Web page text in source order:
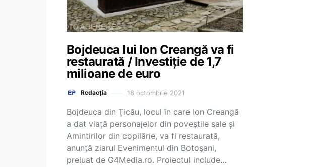
Bojdeuca lui Ion Creangă va fi
restaurată / Investiție de 1,7
milioane de euro
Redacția 18 octombrie 2021
Bojdeuca din Ţicău, locul în care Ion Creangă
a dat viaţă personajelor din poveştile sale şi
Amintirilor din copilărie, va fi restaurată,
anunță ziarul Evenimentul din Botoșani,
preluat de G4Media.ro. Proiectul include…